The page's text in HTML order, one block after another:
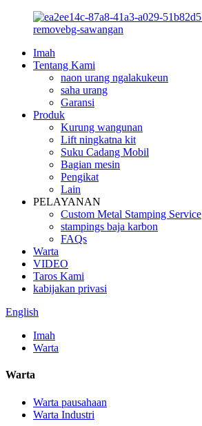
Imah
Tentang Kami
naon urang ngalakukeun
saha urang
Garansi
Produk
Kurung wangunan
Lift ningkatna kit
Suku Cadang Mobil
Bagian mesin
Pengikat
Lain
PELAYANAN
Custom Metal Stamping Service
stampings baja karbon
FAQs
Warta
VIDEO
Taros Kami
kabijakan privasi
English
Imah
Warta
Warta
Warta pausahaan
Warta Industri